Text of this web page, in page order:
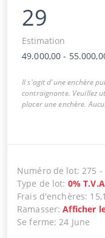
29
Estimation
49.000,00 -
Il s'agit d'une enchère
contraignante. Veuillez
placer une enchère.
Numéro de lot:275 -
Type de lot: 0%
Frais d'enchères:
Ramasser:Afficher
Se ferme:24 June